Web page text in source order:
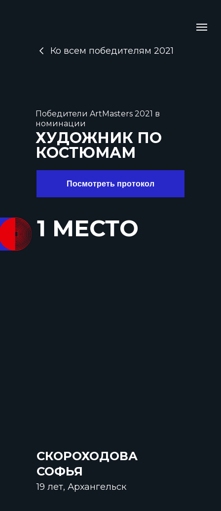
Победители ArtMasters 2021 в
номинации
ХУДОЖНИК ПО
КОСТЮМАМ
Ко всем победителям 2021
Посмотреть протокол
1 МЕСТО
СКОРОХОДОВА
СОФЬЯ
19 лет, Архангельск